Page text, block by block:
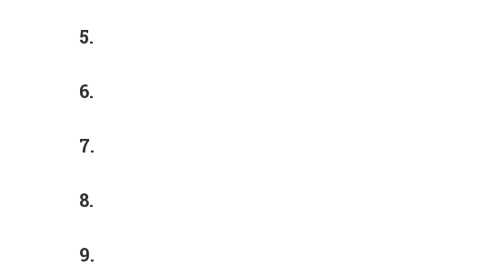
5.
6.
7.
8.
9.